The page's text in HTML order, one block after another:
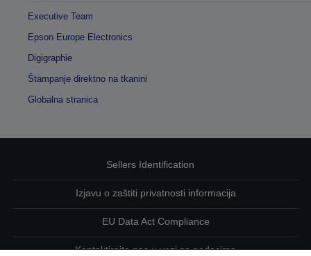
Executive Team
Epson Europe Electronics
Digigraphie
Štampanje direktno na tkanini
Globalna stranica
Sellers Identification
Izjavu o zaštiti privatnosti informacija
EU Data Act Compliance
Kontaktirajte nas u vezi sa podacima